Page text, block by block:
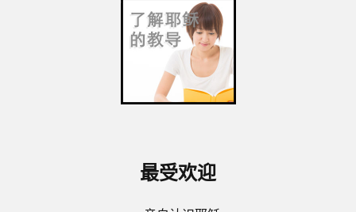
最受欢迎